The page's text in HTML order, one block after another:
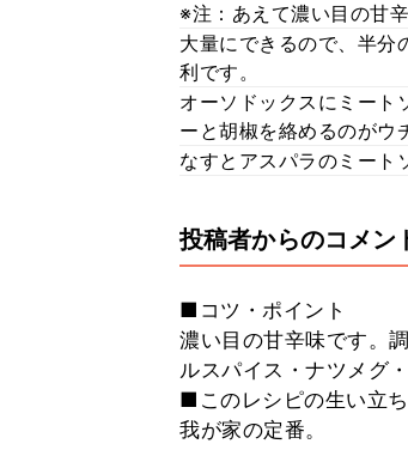
※注：あえて濃い目の甘
大量にできるので、半分
利です。
オーソドックスにミート
ーと胡椒を絡めるのがウ
なすとアスパラのミート
投稿者からのコメン
■コツ・ポイント
濃い目の甘辛味です。
ルスパイス・ナツメグ
■このレシピの生い立ち
我が家の定番。